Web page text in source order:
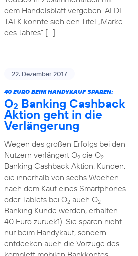
dem Handelsblatt vergeben. ALDI
TALK konnte sich den Titel „Marke
des Jahres“ […]
22. Dezember 2017
40 EURO BEIM HANDYKAUF SPAREN:
O2 Banking Cashback
Aktion geht in die
Verlängerung
Wegen des großen Erfolgs bei den
Nutzern verlängert O2die O2
Banking Cashback Aktion. Kunden,
die innerhalb von sechs Wochen
nach dem Kauf eines Smartphones
oder Tablets bei O2auch O2
Banking Kunde werden, erhalten
40 Euro zurück1). Sie sparen nicht
nur beim Handykauf, sondern
entdecken auch die Vorzüge des